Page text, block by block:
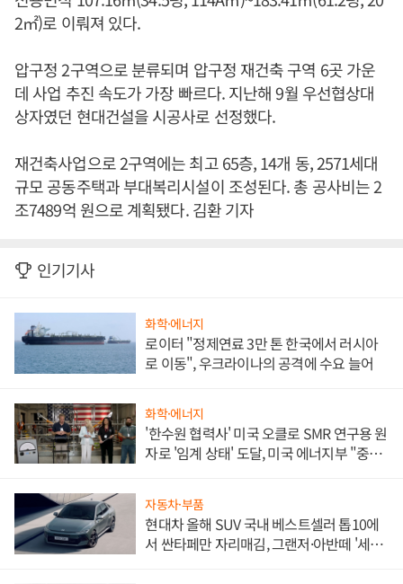
2㎡)로 이뤄져 있다.
압구정 2구역으로 분류되며 압구정 재건축 구역 6곳 가운
데 사업 추진 속도가 가장 빠르다. 지난해 9월 우선협상대
상자였던 현대건설을 시공사로 선정했다.
재건축사업으로 2구역에는 최고 65층, 14개 동, 2571세대
규모 공동주택과 부대복리시설이 조성된다. 총 공사비는 2
조7489억 원으로 계획됐다. 김환 기자
인기기사
화학·에너지
로이터 "정제연료 3만 톤 한국에서 러시아
로 이동", 우크라이나의 공격에 수요 늘어
화학·에너지
'한수원 협력사' 미국 오클로 SMR 연구용 원
자로 '임계 상태' 도달, 미국 에너지부 "중요
자동차·부품
현대차 올해 SUV 국내 베스트셀러 톱10에
서 싼타페만 자리매김, 그랜저·아반떼 '세단